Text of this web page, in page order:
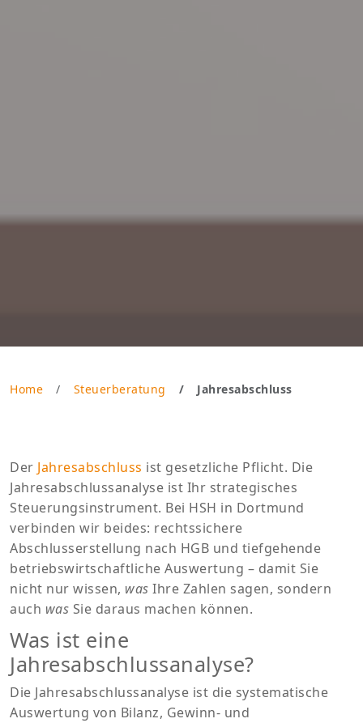
Home Steuerberatung Jahresabschluss
Der Jahresabschluss ist gesetzliche Pflicht. Die
Jahresabschlussanalyse ist Ihr strategisches
Steuerungsinstrument. Bei HSH in Dortmund
verbinden wir beides: rechtssichere
Abschlusserstellung nach HGB und tiefgehende
betriebswirtschaftliche Auswertung – damit Sie
nicht nur wissen, was Ihre Zahlen sagen, sondern
auch was Sie daraus machen können.
Was ist eine
Jahresabschlussanalyse?
Die Jahresabschlussanalyse ist die systematische
Auswertung von Bilanz, Gewinn- und